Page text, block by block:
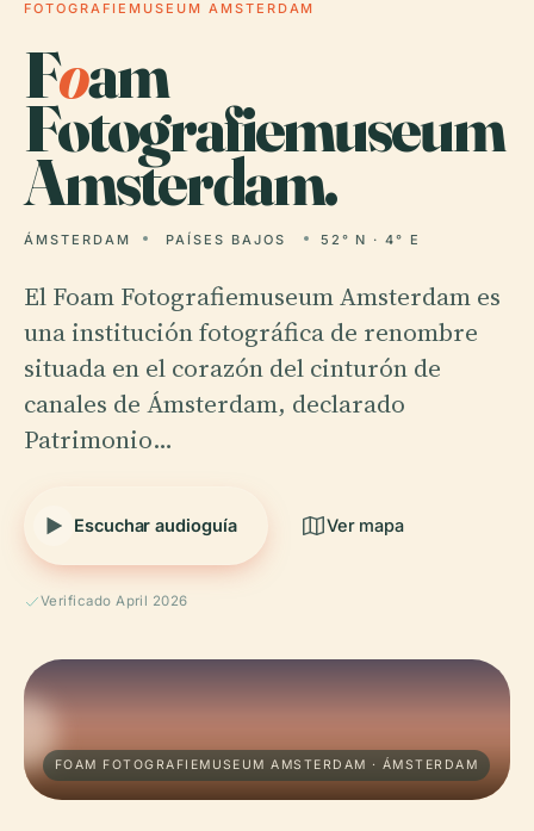
FOTOGRAFIEMUSEUM AMSTERDAM
Foam
Fotografiemuseum
Amsterdam.
ÁMSTERDAM PAÍSES BAJOS 52° N · 4° E
El Foam Fotografiemuseum Amsterdam es
una institución fotográfica de renombre
situada en el corazón del cinturón de
canales de Ámsterdam, declarado
Patrimonio…
Escuchar audioguía Ver mapa
Verificado April 2026
FOAM FOTOGRAFIEMUSEUM AMSTERDAM · ÁMSTERDAM